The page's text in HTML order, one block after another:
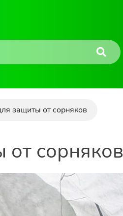
защиты от сорняков
сорняков